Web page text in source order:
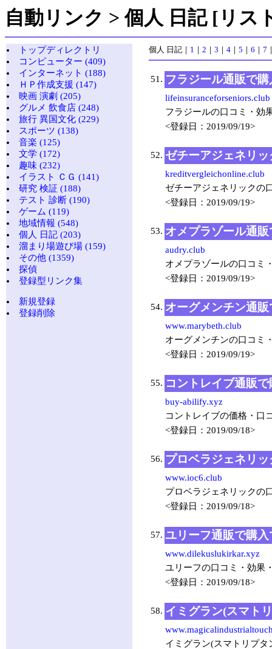
自動リンク > 個人 日記 [リス
トップディレクトリ
コンピューター (409)
インターネット (188)
ＨＰ作成支援 (147)
映画 演劇 (205)
グルメ 飲食店 (248)
旅行 異国文化 (229)
スポーツ (138)
音楽 (125)
文学 (172)
趣味 (232)
イラスト ＣＧ (141)
研究 検証 (188)
テスト 診断 (190)
ゲーム (119)
地域情報 (548)
個人 日記 (203)
溜まり場遊び場 (159)
その他 (1359)
探偵
登録型リンク集
新規登録
登録削除
個人 日記 ｜ 1 ｜ 2 ｜ 3 ｜ 4 ｜ 5 ｜ 6 ｜ 7
51. フラジール通販で
lifeinsuranceforseniors.club
フラジールの口コミ・効
<登録日：2019/09/19>
52. ゼチーアジェネリ
kreditvergleichonline.club
ゼチーアジェネリックの
<登録日：2019/09/19>
53. オメプラゾール通
audry.club
オメプラゾールの口コミ
<登録日：2019/09/19>
54. オーグメンチン通
www.marybeth.club
オーグメンチンの口コミ
<登録日：2019/09/19>
55. コントレイブ通販
buy-abilify.xyz
コントレイブの価格・口
<登録日：2019/09/18>
56. プロベラジェネリ
www.ioc6.club
プロベラジェネリックの
<登録日：2019/09/18>
57. ユリーフ通販で購
www.dilekuslukirkar.xyz
ユリーフの口コミ・効果
<登録日：2019/09/18>
58. イミグラン(スマト
イミグラン(スマトリプ